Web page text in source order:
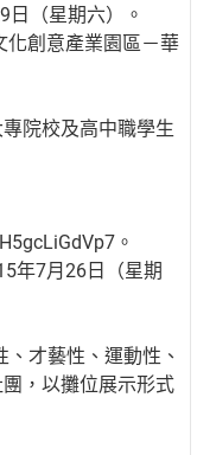
日（星期六）。
化創意產業園區－華
院校及高中職學生
。
年7月26日（星期
才藝性、運動性、
，以攤位展示形式